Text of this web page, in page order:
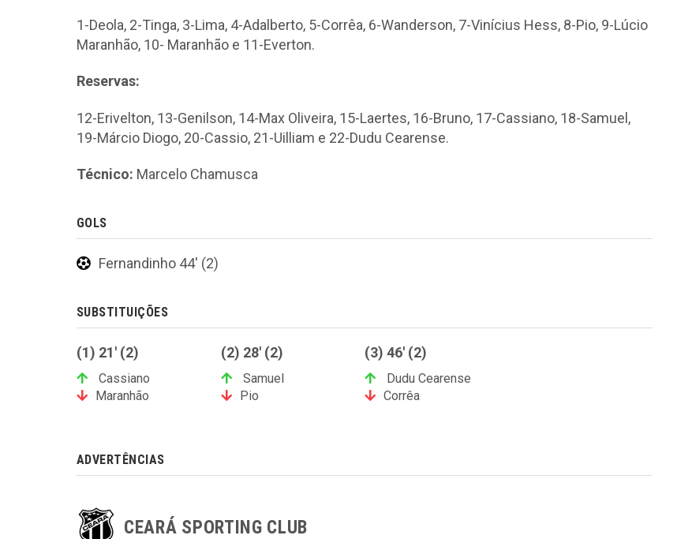
1-Deola, 2-Tinga, 3-Lima, 4-Adalberto, 5-Corrêa, 6-Wanderson, 7-Vinícius Hess, 8-Pio, 9-Lúcio
Maranhão, 10- Maranhão e 11-Everton.
Reservas:
12-Erivelton, 13-Genilson, 14-Max Oliveira, 15-Laertes, 16-Bruno, 17-Cassiano, 18-Samuel,
19-Márcio Diogo, 20-Cassio, 21-Uilliam e 22-Dudu Cearense.
Técnico: Marcelo Chamusca
GOLS
Fernandinho 44' (2)
SUBSTITUIÇÕES
(1) 21' (2)
Cassiano
Maranhão
(2) 28' (2)
Samuel
Pio
(3) 46' (2)
Dudu Cearense
Corrêa
ADVERTÊNCIAS
CEARÁ SPORTING CLUB